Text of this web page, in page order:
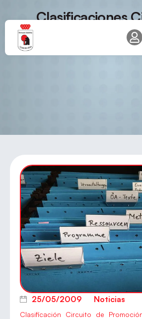
Clasificaciones
Federación
de Mesa
25/05/2009 Noticias
Clasificación Circuito de